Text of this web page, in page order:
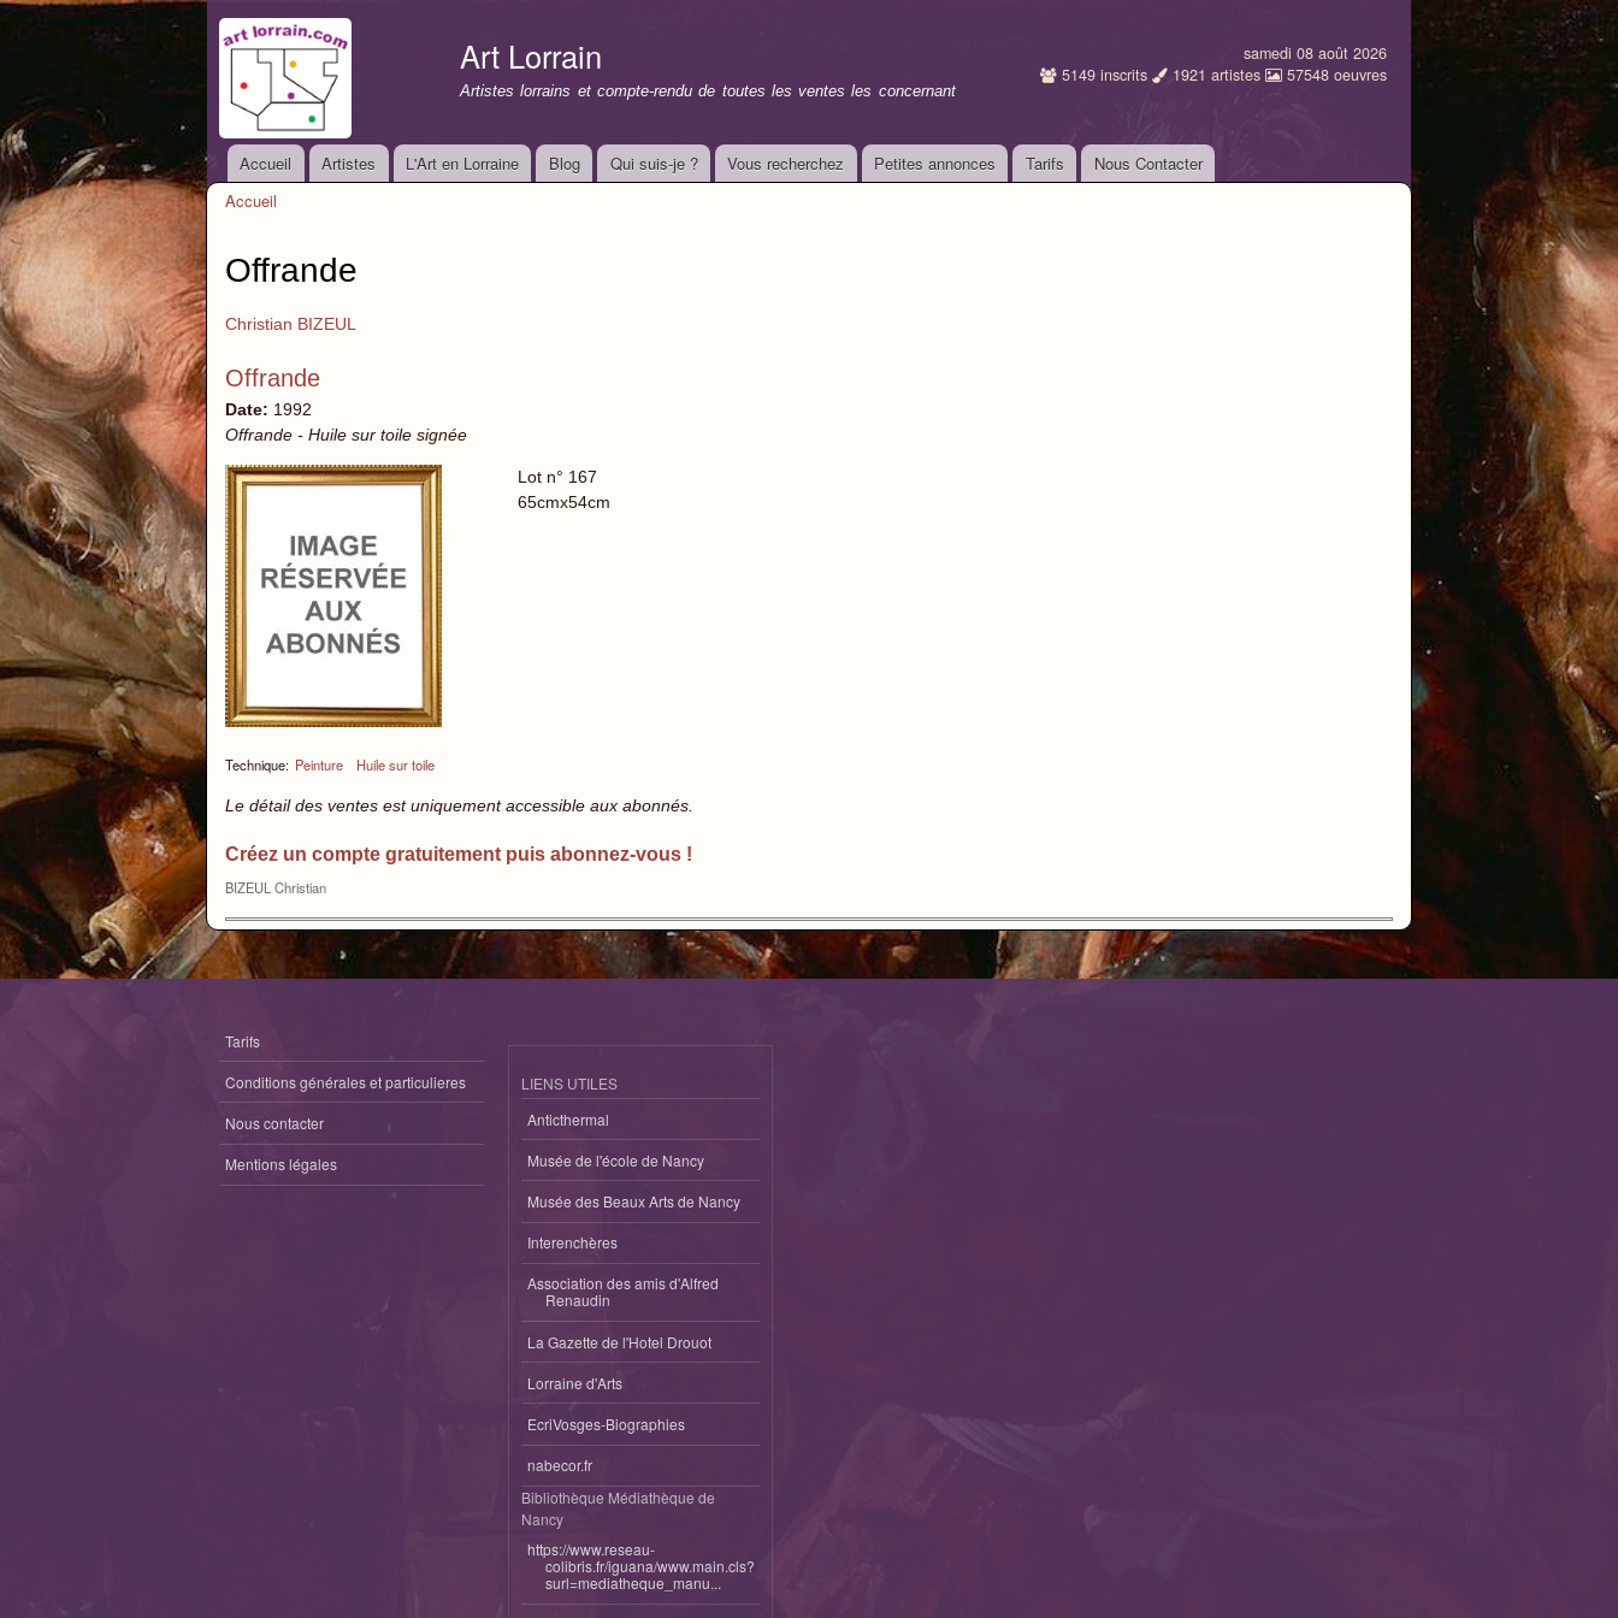
Art Lorrain
Artistes lorrains et compte-rendu de toutes les ventes les concernant
samedi 08 août 2026
5149 inscrits 1921 artistes 57548 oeuvres
Menu principal
Accueil Artistes L'Art en Lorraine Blog Qui suis-je ? Vous recherchez Petites annonces Tarifs Nous Contacter
Accueil
Offrande
Christian BIZEUL
Offrande
Date: 1992
Offrande - Huile sur toile signée
Technique: Peinture Huile sur toile
Lot n° 167
65cmx54cm
Le détail des ventes est uniquement accessible aux abonnés.
Créez un compte gratuitement puis abonnez-vous !
BIZEUL Christian
Tarifs
Conditions générales et particulieres
Nous contacter
Mentions légales
LIENS UTILES
Anticthermal
Musée de l'école de Nancy
Musée des Beaux Arts de Nancy
Interenchères
Association des amis d'Alfred
Renaudin
La Gazette de l'Hotel Drouot
Lorraine d'Arts
EcriVosges-Biographies
nabecor.fr
Bibliothèque Médiathèque de
Nancy
https://www.reseau-
colibris.fr/iguana/www.main.cls?
surl=mediatheque_manu...